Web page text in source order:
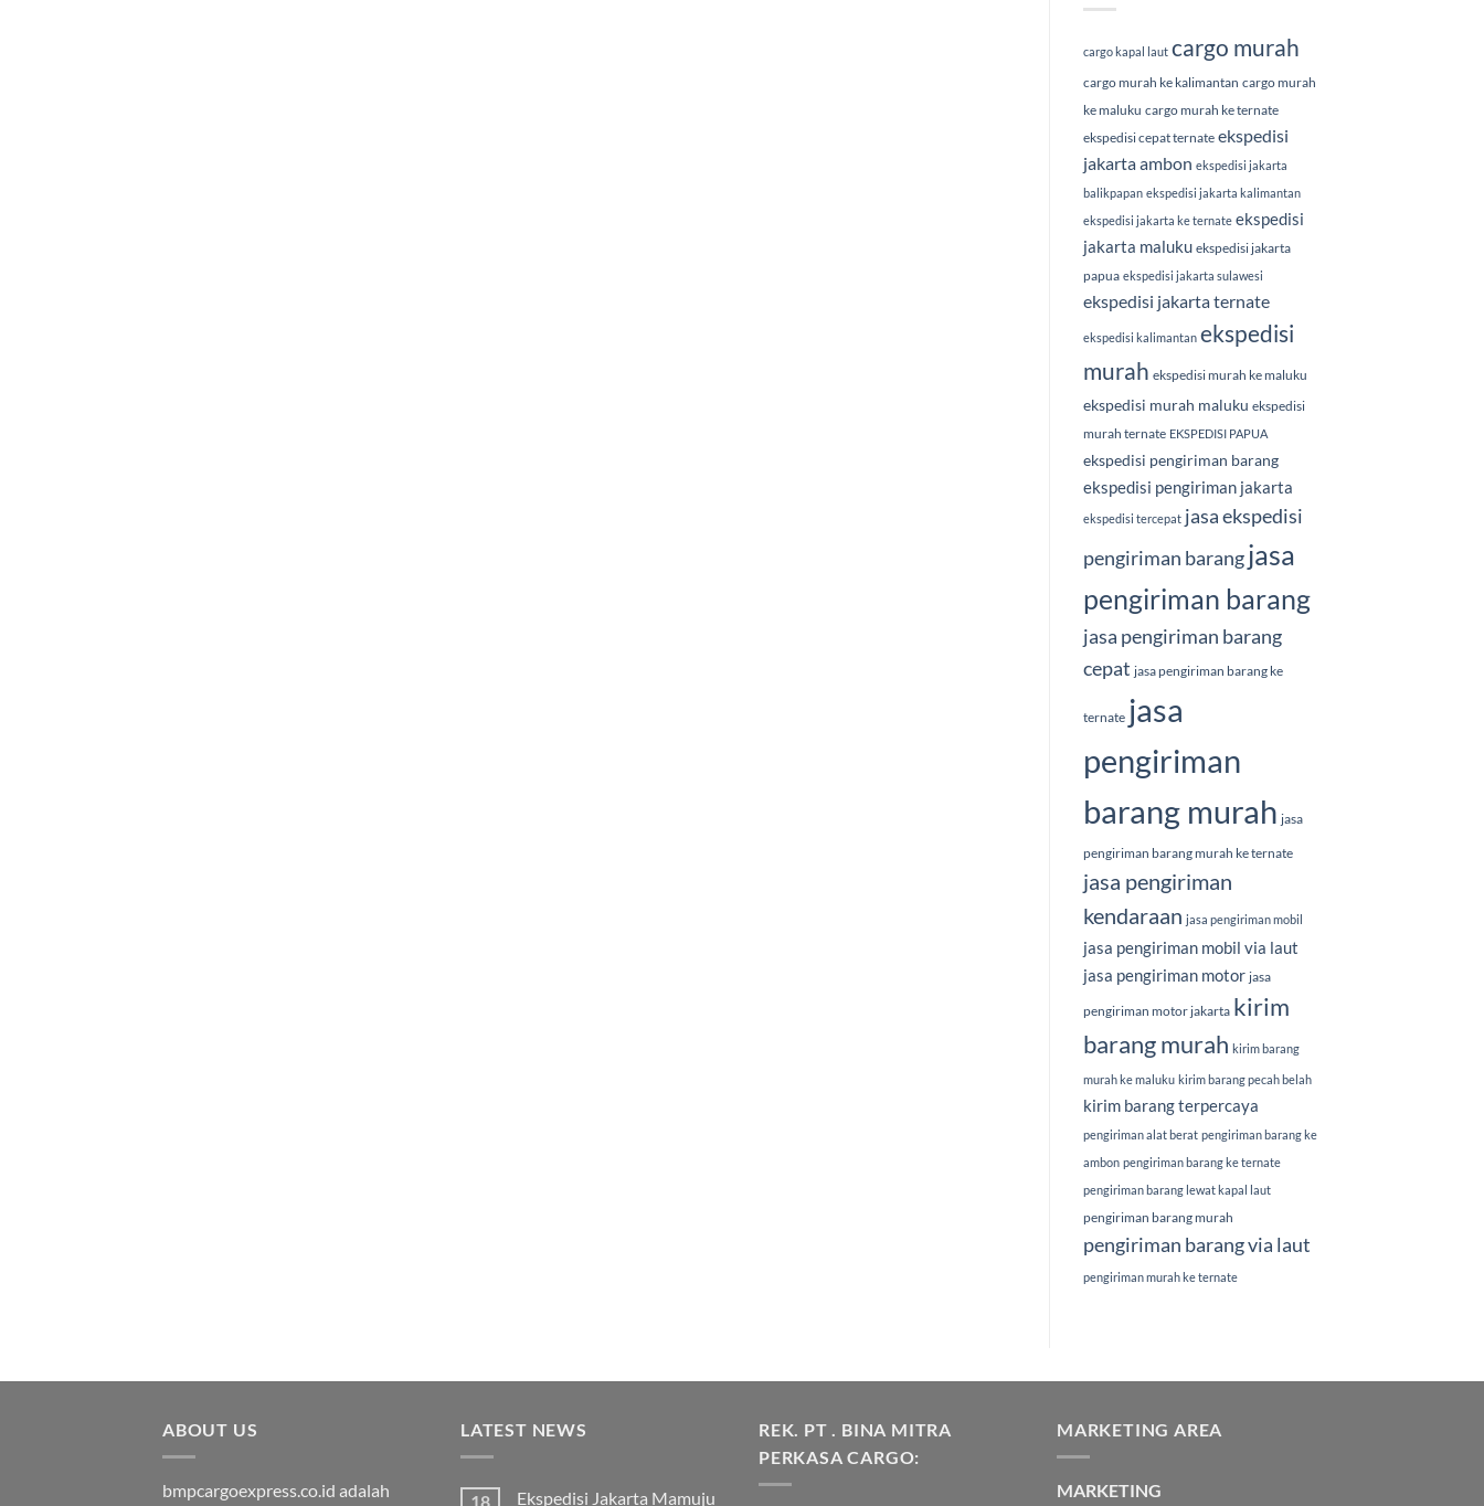
cargo kapal laut cargo murah
cargo murah ke kalimantan cargo murah
ke maluku cargo murah ke ternate
ekspedisi cepat ternate ekspedisi
jakarta ambon ekspedisi jakarta
balikpapan ekspedisi jakarta kalimantan
ekspedisi jakarta ke ternate ekspedisi
jakarta maluku ekspedisi jakarta
papua ekspedisi jakarta sulawesi
ekspedisi jakarta ternate
ekspedisi kalimantan ekspedisi
murah ekspedisi murah ke maluku
ekspedisi murah maluku ekspedisi
murah ternate EKSPEDISI PAPUA
ekspedisi pengiriman barang
ekspedisi pengiriman jakarta
ekspedisi tercepat jasa ekspedisi
pengiriman barang jasa
pengiriman barang
jasa pengiriman barang
cepat jasa pengiriman barang ke
ternate jasa
pengiriman
barang murah jasa
pengiriman barang murah ke ternate
jasa pengiriman
kendaraan jasa pengiriman mobil
jasa pengiriman mobil via laut
jasa pengiriman motor jasa
pengiriman motor jakarta kirim
barang murah kirim barang
murah ke maluku kirim barang pecah belah
kirim barang terpercaya
pengiriman alat berat pengiriman barang ke
ambon pengiriman barang ke ternate
pengiriman barang lewat kapal laut
pengiriman barang murah
pengiriman barang via laut
pengiriman murah ke ternate
ABOUT US
bmpcargoexpress.co.id adalah
LATEST NEWS
18 Ekspedisi Jakarta Mamuju
REK. PT . BINA MITRA
PERKASA CARGO:
MARKETING AREA
MARKETING